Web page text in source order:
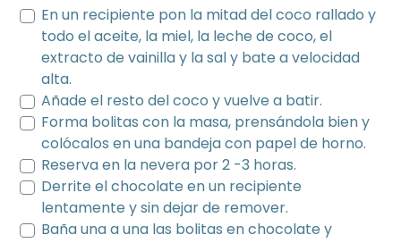
En un recipiente pon la mitad del coco rallado y
todo el aceite, la miel, la leche de coco, el
extracto de vainilla y la sal y bate a velocidad
alta.
Añade el resto del coco y vuelve a batir.
Forma bolitas con la masa, prensándola bien y
colócalos en una bandeja con papel de horno.
Reserva en la nevera por 2 -3 horas.
Derrite el chocolate en un recipiente
lentamente y sin dejar de remover.
Baña una a una las bolitas en chocolate y